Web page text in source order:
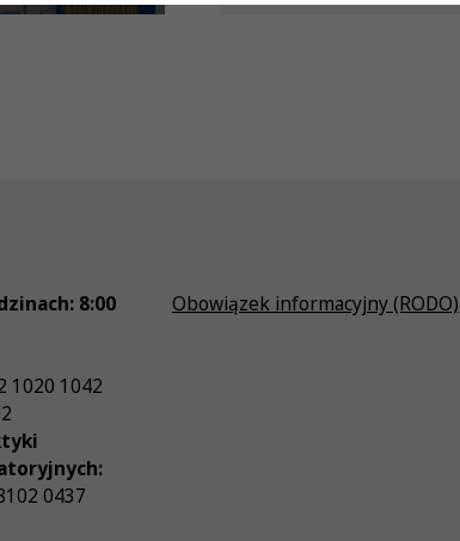
8:00
1020 1042
0437
Obowiązek informacyjny (RODO)